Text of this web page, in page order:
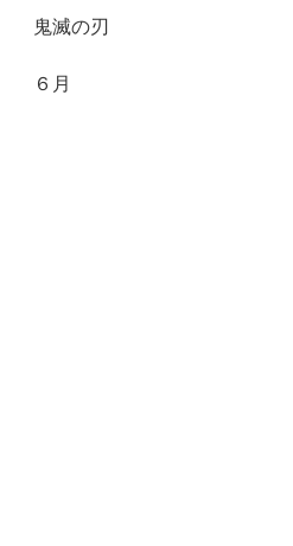
鬼滅の刃
６月